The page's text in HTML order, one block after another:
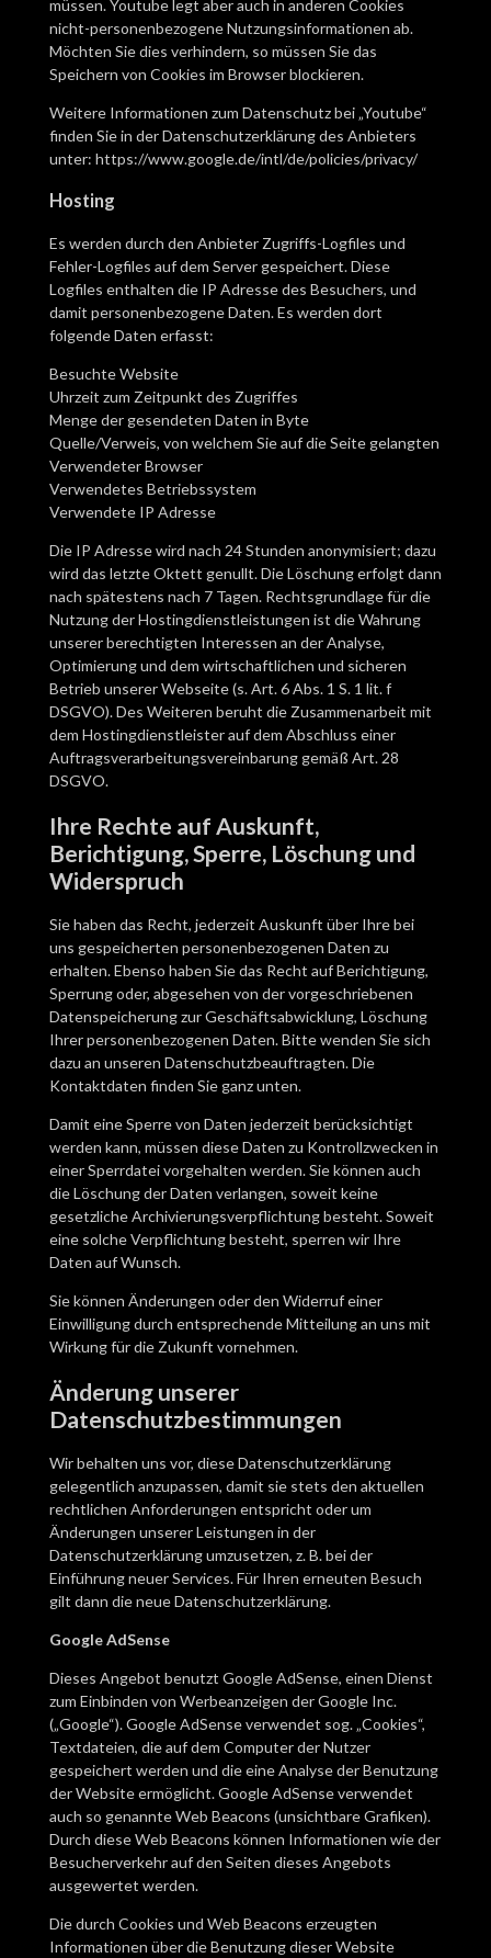
müssen. Youtube legt aber auch in anderen Cookies
nicht-personenbezogene Nutzungsinformationen ab.
Möchten Sie dies verhindern, so müssen Sie das
Speichern von Cookies im Browser blockieren.
Weitere Informationen zum Datenschutz bei „Youtube“
finden Sie in der Datenschutzerklärung des Anbieters
unter: https://www.google.de/intl/de/policies/privacy/
Hosting
Es werden durch den Anbieter Zugriffs-Logfiles und
Fehler-Logfiles auf dem Server gespeichert. Diese
Logfiles enthalten die IP Adresse des Besuchers, und
damit personenbezogene Daten. Es werden dort
folgende Daten erfasst:
Besuchte Website
Uhrzeit zum Zeitpunkt des Zugriffes
Menge der gesendeten Daten in Byte
Quelle/Verweis, von welchem Sie auf die Seite gelangten
Verwendeter Browser
Verwendetes Betriebssystem
Verwendete IP Adresse
Die IP Adresse wird nach 24 Stunden anonymisiert; dazu
wird das letzte Oktett genullt. Die Löschung erfolgt dann
nach spätestens nach 7 Tagen. Rechtsgrundlage für die
Nutzung der Hostingdienstleistungen ist die Wahrung
unserer berechtigten Interessen an der Analyse,
Optimierung und dem wirtschaftlichen und sicheren
Betrieb unserer Webseite (s. Art. 6 Abs. 1 S. 1 lit. f
DSGVO). Des Weiteren beruht die Zusammenarbeit mit
dem Hostingdienstleister auf dem Abschluss einer
Auftragsverarbeitungsvereinbarung gemäß Art. 28
DSGVO.
Ihre Rechte auf Auskunft,
Berichtigung, Sperre, Löschung und
Widerspruch
Sie haben das Recht, jederzeit Auskunft über Ihre bei
uns gespeicherten personenbezogenen Daten zu
erhalten. Ebenso haben Sie das Recht auf Berichtigung,
Sperrung oder, abgesehen von der vorgeschriebenen
Datenspeicherung zur Geschäftsabwicklung, Löschung
Ihrer personenbezogenen Daten. Bitte wenden Sie sich
dazu an unseren Datenschutzbeauftragten. Die
Kontaktdaten finden Sie ganz unten.
Damit eine Sperre von Daten jederzeit berücksichtigt
werden kann, müssen diese Daten zu Kontrollzwecken in
einer Sperrdatei vorgehalten werden. Sie können auch
die Löschung der Daten verlangen, soweit keine
gesetzliche Archivierungsverpflichtung besteht. Soweit
eine solche Verpflichtung besteht, sperren wir Ihre
Daten auf Wunsch.
Sie können Änderungen oder den Widerruf einer
Einwilligung durch entsprechende Mitteilung an uns mit
Wirkung für die Zukunft vornehmen.
Änderung unserer
Datenschutzbestimmungen
Wir behalten uns vor, diese Datenschutzerklärung
gelegentlich anzupassen, damit sie stets den aktuellen
rechtlichen Anforderungen entspricht oder um
Änderungen unserer Leistungen in der
Datenschutzerklärung umzusetzen, z. B. bei der
Einführung neuer Services. Für Ihren erneuten Besuch
gilt dann die neue Datenschutzerklärung.
Google AdSense
Dieses Angebot benutzt Google AdSense, einen Dienst
zum Einbinden von Werbeanzeigen der Google Inc.
(„Google“). Google AdSense verwendet sog. „Cookies“,
Textdateien, die auf dem Computer der Nutzer
gespeichert werden und die eine Analyse der Benutzung
der Website ermöglicht. Google AdSense verwendet
auch so genannte Web Beacons (unsichtbare Grafiken).
Durch diese Web Beacons können Informationen wie der
Besucherverkehr auf den Seiten dieses Angebots
ausgewertet werden.
Die durch Cookies und Web Beacons erzeugten
Informationen über die Benutzung dieser Website